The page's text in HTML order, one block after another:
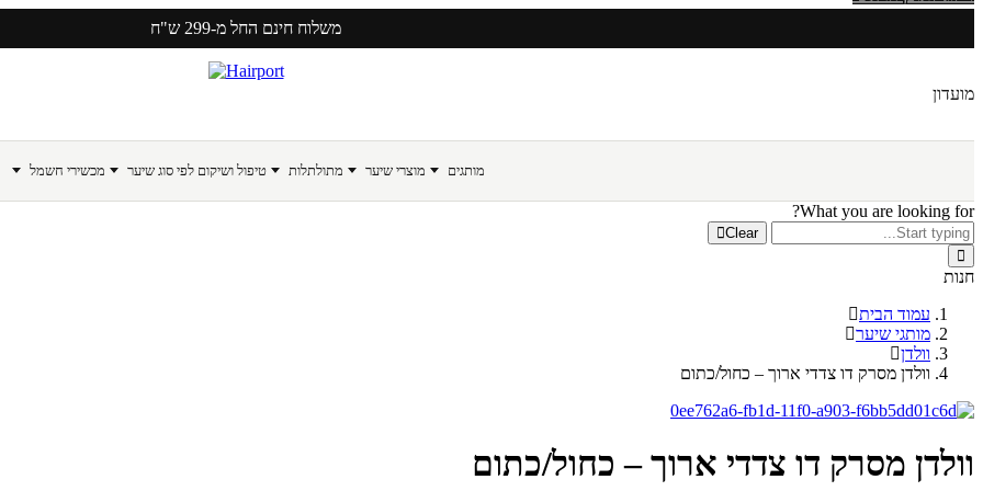
משלוח חינם החל מ-299 ש"ח
מועדון
מותגים מוצרי שיער מתולתלות טיפול ושיקום לפי סוג שיער מכשירי חשמל
What you are looking for?
Clear
חנות
עמוד הבית
מותגי שיער
וולדן
וולדן מסרק דו צדדי ארוך – כחול/כתום
וולדן מסרק דו צדדי ארוך – כחול/כתום